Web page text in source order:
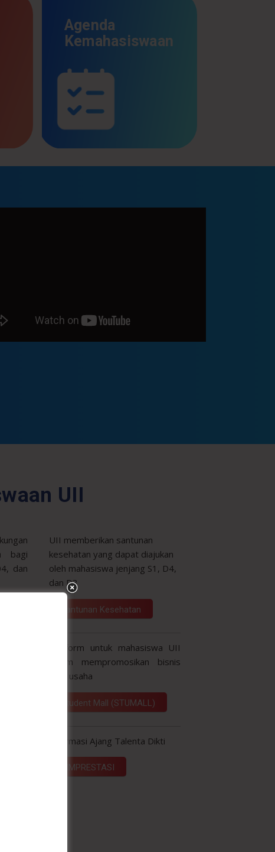
Agenda
Kemahasiswaan
UII
bagi
dan
UII memberikan santunan
kesehatan yang dapat diajukan
oleh mahasiswa jenjang S1, D4,
dan D3
Santunan Kesehatan
Platform untuk mahasiswa UII
dalam mempromosikan bisnis
atau usaha
Student Mall (STUMALL)
Informasi Ajang Talenta Dikti
SIMPRESTASI